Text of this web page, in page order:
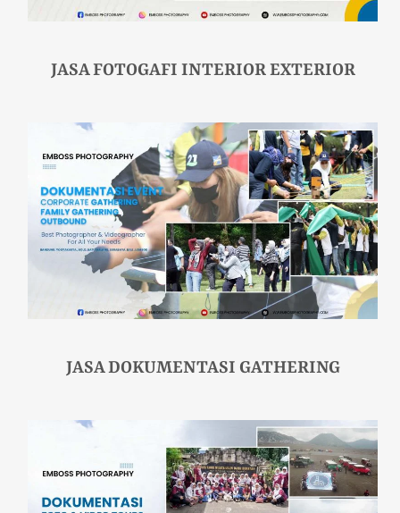
JASA FOTOGAFI INTERIOR EXTERIOR
JASA DOKUMENTASI GATHERING